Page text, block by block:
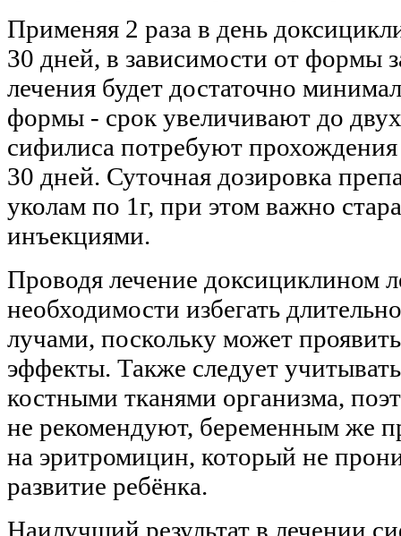
Применяя 2 раза в день
30 дней, в зависимости от формы
лечения будет достаточно
формы - срок увеличивают до
сифилиса потребуют
30 дней. Суточная дозировка
уколам по 1г, при этом важно
инъекциями.
Проводя лечение доксициклином
необходимости избегать
лучами, поскольку может
эффекты. Также следует
костными тканями организма,
не рекомендуют, беременным же
на эритромицин, который не
развитие ребёнка.
Наилучший результат в лечении